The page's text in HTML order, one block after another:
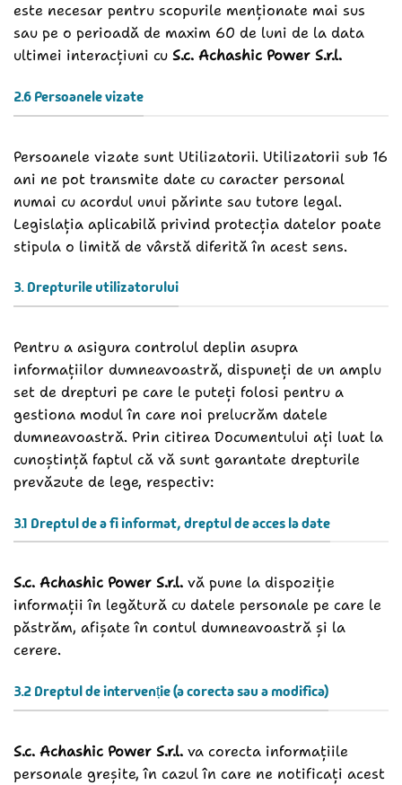
este necesar pentru scopurile menționate mai sus
sau pe o perioadă de maxim 60 de luni de la data
ultimei interacțiuni cu S.c. Achashic Power S.r.l.
2.6 Persoanele vizate
Persoanele vizate sunt Utilizatorii. Utilizatorii sub 16
ani ne pot transmite date cu caracter personal
numai cu acordul unui părinte sau tutore legal.
Legislația aplicabilă privind protecția datelor poate
stipula o limită de vârstă diferită în acest sens.
3. Drepturile utilizatorului
Pentru a asigura controlul deplin asupra
informațiilor dumneavoastră, dispuneți de un amplu
set de drepturi pe care le puteți folosi pentru a
gestiona modul în care noi prelucrăm datele
dumneavoastră. Prin citirea Documentului ați luat la
cunoștință faptul că vă sunt garantate drepturile
prevăzute de lege, respectiv:
3.1 Dreptul de a fi informat, dreptul de acces la date
S.c. Achashic Power S.r.l. vă pune la dispoziție
informații în legătură cu datele personale pe care le
păstrăm, afișate în contul dumneavoastră și la
cerere.
3.2 Dreptul de intervenție (a corecta sau a modifica)
S.c. Achashic Power S.r.l. va corecta informațiile
personale greșite, în cazul în care ne notificați acest